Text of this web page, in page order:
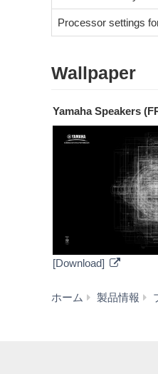
Processor settings
Wallpaper
Yamaha Speakers
[Download]
ホーム 製品情報